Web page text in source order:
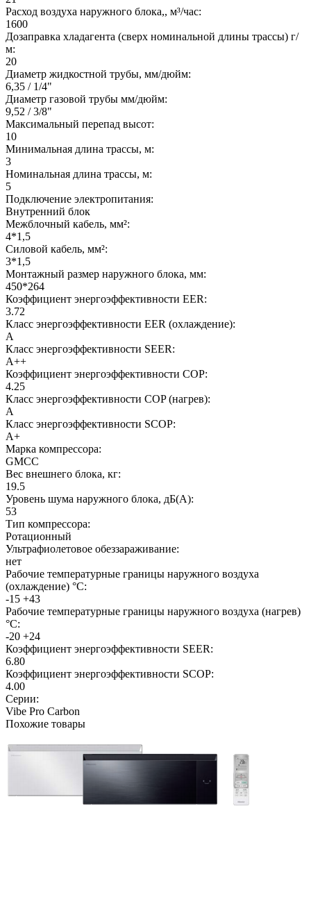
Расход воздуха наружного блока,, м³/час:
1600
Дозаправка хладагента (сверх номинальной длины трассы) г/
м:
20
Диаметр жидкостной трубы, мм/дюйм:
6,35 / 1/4"
Диаметр газовой трубы мм/дюйм:
9,52 / 3/8"
Максимальный перепад высот:
10
Минимальная длина трассы, м:
3
Номинальная длина трассы, м:
5
Подключение электропитания:
Внутренний блок
Межблочный кабель, мм²:
4*1,5
Силовой кабель, мм²:
3*1,5
Монтажный размер наружного блока, мм:
450*264
Коэффициент энергоэффективности EER:
3.72
Класс энергоэффективности EER (охлаждение):
A
Класс энергоэффективности SEER:
A++
Коэффициент энергоэффективности COP:
4.25
Класс энергоэффективности COP (нагрев):
A
Класс энергоэффективности SCOP:
A+
Марка компрессора:
GMCC
Вес внешнего блока, кг:
19.5
Уровень шума наружного блока, дБ(А):
53
Тип компрессора:
Ротационный
Ультрафиолетовое обеззараживание:
нет
Рабочие температурные границы наружного воздуха
(охлаждение) °C:
-15 +43
Рабочие температурные границы наружного воздуха (нагрев)
°C:
-20 +24
Коэффициент энергоэффективности SEER:
6.80
Коэффициент энергоэффективности SCOP:
4.00
Серии:
Vibe Pro Carbon
Похожие товары